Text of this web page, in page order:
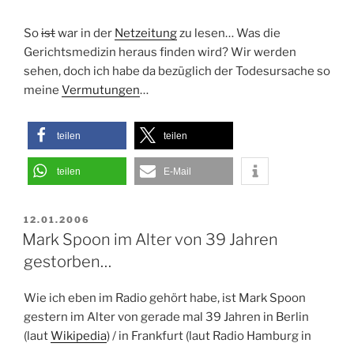
Soistwar in der Netzeitungzu lesen… Was die
Gerichtsmedizin heraus finden wird? Wir werden
sehen, doch ich habe da bezüglich der Todesursache so
meine Vermutungen…
teilen teilen
teilen E-Mail
VERÖFFENTLICHT
AM
12.01.2006
Mark Spoon im Alter von 39 Jahren
gestorben…
Wie ich eben im Radio gehört habe, ist Mark Spoon
gestern im Alter von gerade mal 39 Jahren in Berlin
(lautWikipedia) / in Frankfurt (laut Radio Hamburg in